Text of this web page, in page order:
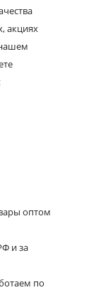
акциях
оптом
и за
по